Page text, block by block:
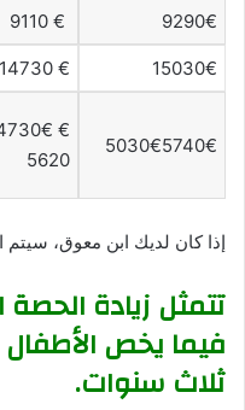
9290€
€ 9110
15030€
€ 14730
5030€5740€
5620
إذا كان لديك ابن معوق، سيتم
تتمثل زيادة
فيما يخص
ثلاث سنوات.